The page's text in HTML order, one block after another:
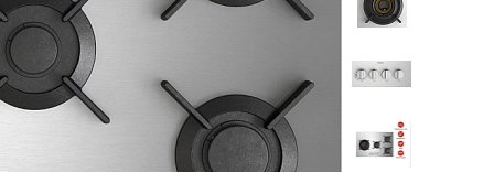
премиум класса
Подогреватели